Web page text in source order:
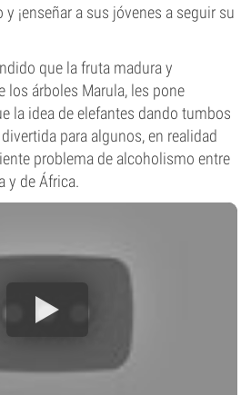
¡enseñar a sus jóvenes a seguir su
que la fruta madura y
los árboles Marula, les pone
la idea de elefantes dando tumbos
para algunos, en realidad
problema de alcoholismo entre
y de África.